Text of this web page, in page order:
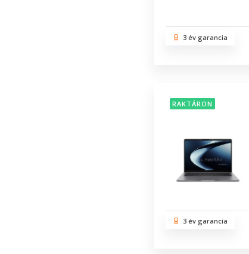
3 év garancia
RAKTÁRON
3 év garancia